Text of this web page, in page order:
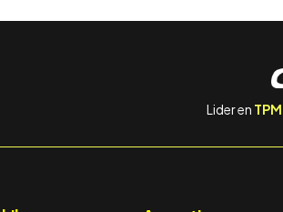
Lider en TPM